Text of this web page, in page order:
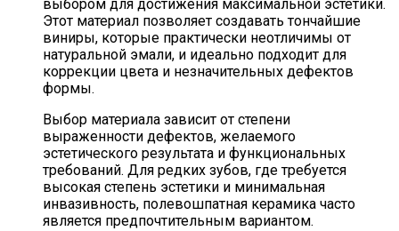
выбором для достижения максимальной эстетики.
Этот материал позволяет создавать тончайшие
виниры, которые практически неотличимы от
натуральной эмали, и идеально подходит для
коррекции цвета и незначительных дефектов
формы.
Выбор материала зависит от степени
выраженности дефектов, желаемого
эстетического результата и функциональных
требований. Для редких зубов, где требуется
высокая степень эстетики и минимальная
инвазивность, полевошпатная керамика часто
является предпочтительным вариантом.